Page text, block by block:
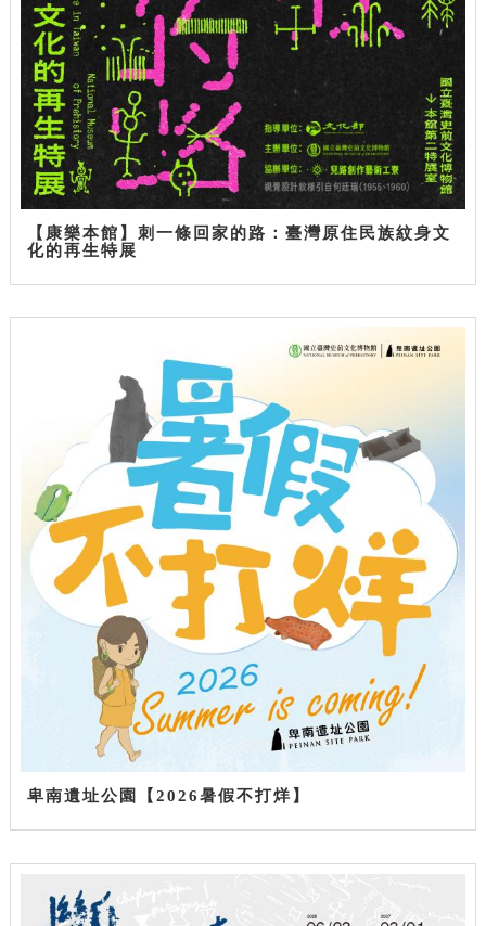
【康樂本館】刺一條回家的路：臺灣原住民族紋身文
化的再生特展
卑南遺址公園【2026暑假不打烊】